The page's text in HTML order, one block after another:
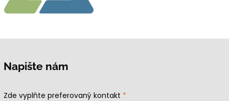
Napište nám
Zde vyplňte preferovaný kontakt *